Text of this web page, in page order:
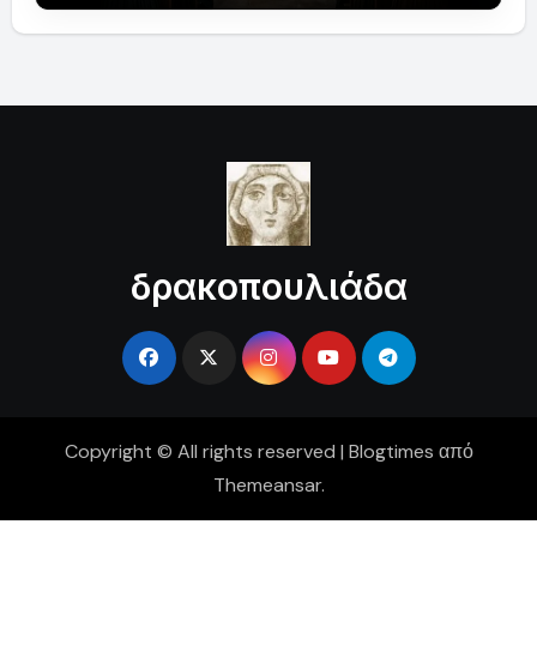
δρακοπουλιάδα
Copyright © All rights reserved | Blogtimes από
Themeansar.